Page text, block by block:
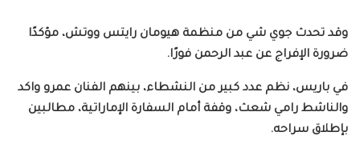
وقد تحدث جوي شي من منظمة هيومان رايتس ووتش، مؤكدًا
ضرورة الإفراج عن عبد الرحمن فورًا.
في باريس، نظم عدد كبير من النشطاء، بينهم الفنان عمرو واكد
والناشط رامي شعث، وقفة أمام السفارة الإماراتية، مطالبين
بإطلاق سراحه.